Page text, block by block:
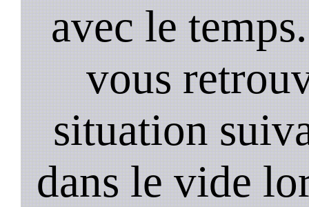
avec le
vous
situation
dans le vide